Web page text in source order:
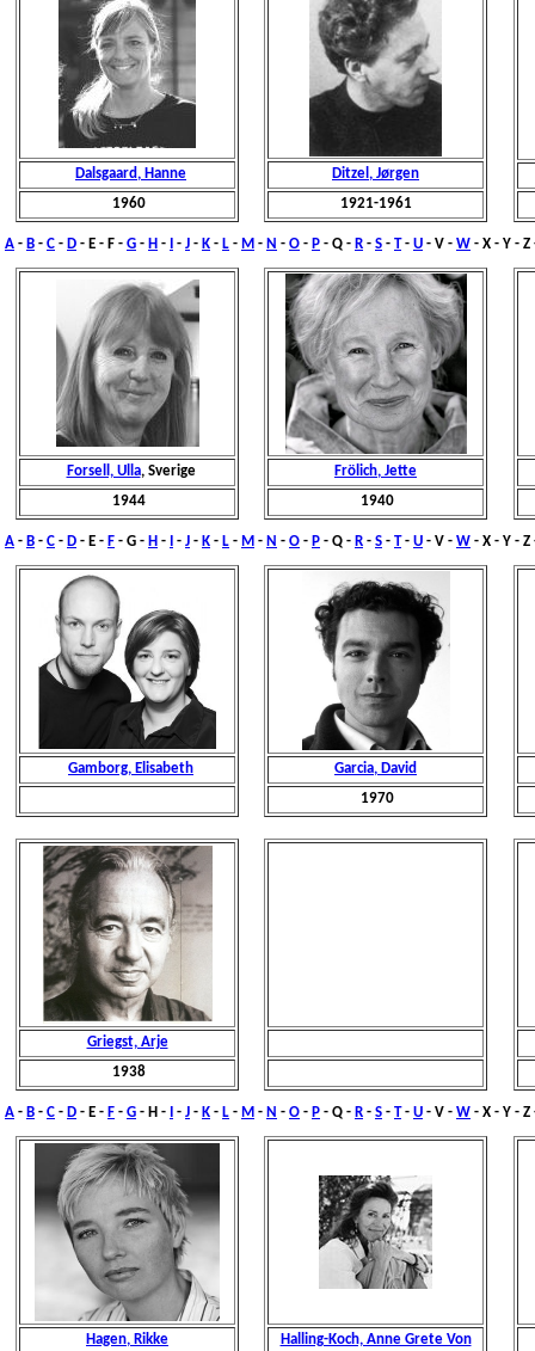
Dalsgaard, Hanne
1960
Ditzel, Jørgen
1921-1961
A - B - C - D - E - F - G - H - - J - K - L - M - N - O - P - Q - R - S - T- U - V - W - X - Y -
Forsell, Ulla, Sverige
1944
Frölich, Jette
1940
A - B - C - D - E - F - G - H - - J - K - L - M - N - O - P - Q - R - S - T- U - V - W - X - Y -
Gamborg, Elisabeth
Garcia, David
1970
Griegst, Arje
1938
A - B - C - D - E - F - G - H - - J - K - L - M - N - O - P - Q - R - S - T- U - V - W - X - Y -
Hagen, Rikke
Halling-Koch, Anne Grete Von